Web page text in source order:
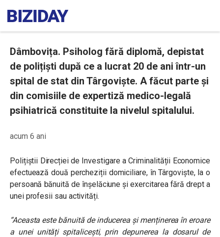
Dâmbovița. Psiholog fără diplomă, depistat
de polițiști după ce a lucrat 20 de ani într-un
spital de stat din Târgoviște. A făcut parte și
din comisiile de expertiză medico-legală
psihiatrică constituite la nivelul spitalului.
acum 6 ani
Polițiștii Direcției de Investigare a Criminalității Economice
efectuează două percheziții domiciliare, în Târgoviște, la o
persoană bănuită de înșelăciune și exercitarea fără drept a
unei profesii sau activități.
“Aceasta este bănuită de inducerea și menținerea în eroare
a unei unități spitalicești, prin depunerea la dosarul de